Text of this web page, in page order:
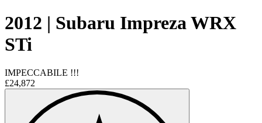
2012 | Subaru Impreza WRX
STi
IMPECCABILE !!!
£24,872